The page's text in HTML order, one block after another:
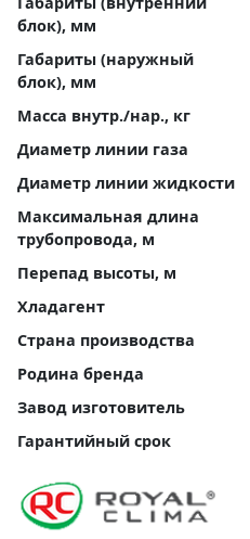
блок), мм
Габариты (наружный
блок), мм
Масса внутр./нар., кг
Диаметр линии газа
Диаметр линии жидкости
Максимальная длина
трубопровода, м
Перепад высоты, м
Хладагент
Страна производства
Родина бренда
Завод изготовитель
Гарантийный срок